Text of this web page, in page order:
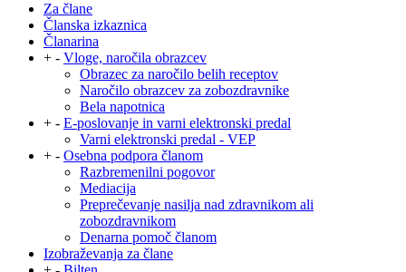
Za člane
Članska izkaznica
Članarina
+ - Vloge, naročila obrazcev
Obrazec za naročilo belih receptov
Naročilo obrazcev za zobozdravnike
Bela napotnica
+ - E-poslovanje in varni elektronski predal
Varni elektronski predal - VEP
+ - Osebna podpora članom
Razbremenilni pogovor
Mediacija
Preprečevanje nasilja nad zdravnikom ali
zobozdravnikom
Denarna pomoč članom
Izobraževanja za člane